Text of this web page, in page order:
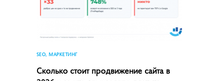
SEO, МАРКЕТИНГ
Сколько стоит продвижение сайта в